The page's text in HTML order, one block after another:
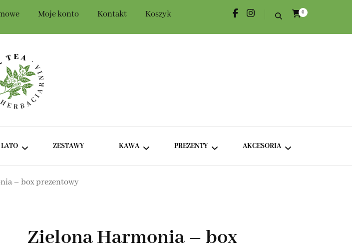
Moje konto Kontakt Koszyk 0
HERBATY
NA
ZESTAWY KAWA
KAWA Z NATURALNYMI
DODATKAMI
PREZENTY
DROBNE UPOMINKI
AKCESORIA
– box prezentowy
Zielona Harmonia – box